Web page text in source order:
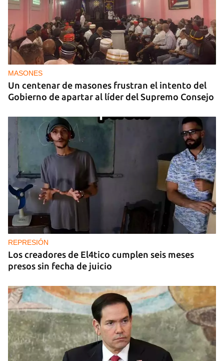
MASONES
Un centenar de masones frustran el intento del
Gobierno de apartar al líder del Supremo Consejo
REPRESIÓN
Los creadores de El4tico cumplen seis meses
presos sin fecha de juicio